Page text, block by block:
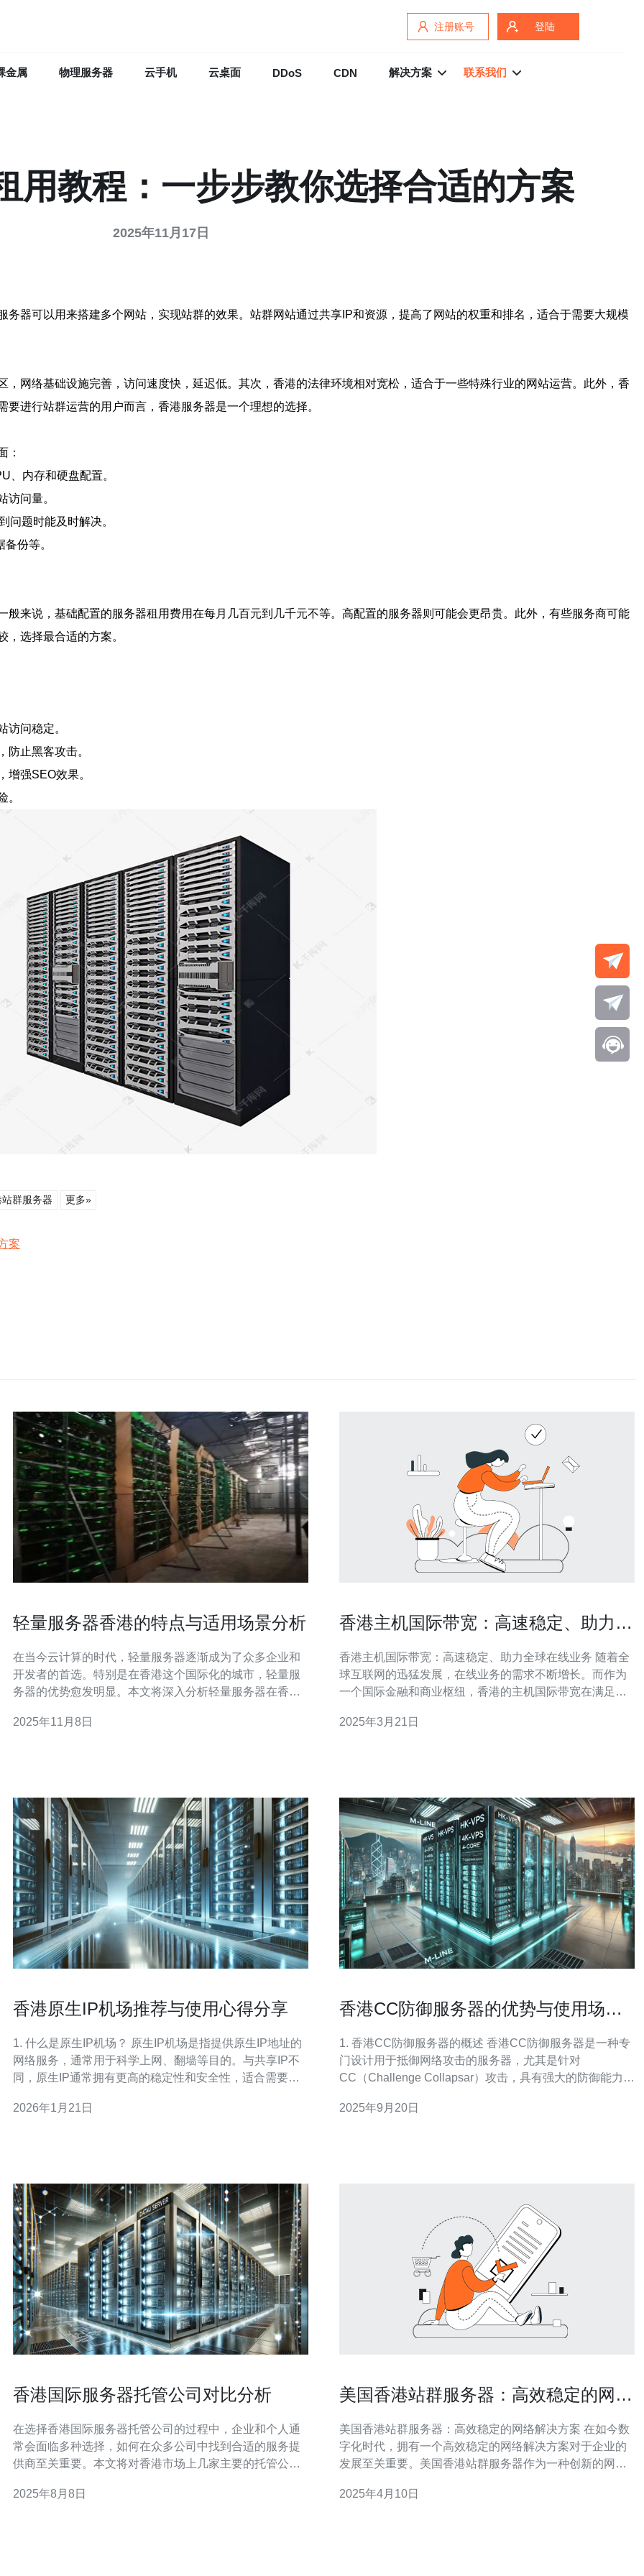
注册账号 登陆
金属 物理服务器 云手机 云桌面 DDoS CDN 解决方案 联系我们
用教程：一步步教你选择合适的方案
2025年11月17日
器可以用来搭建多个网站，实现站群的效果。站群网站通过共享IP和资源，提高了网站的权重和排名，适合于需要大规模
网络基础设施完善，访问速度快，延迟低。其次，香港的法律环境相对宽松，适合于一些特殊行业的网站运营。此外，香
进行站群运营的用户而言，香港服务器是一个理想的选择。
：
、内存和硬盘配置。
访问量。
问题时能及时解决。
份等。
来说，基础配置的服务器租用费用在每月几百元到几千元不等。高配置的服务器则可能会更昂贵。此外，有些服务商可能
选择最合适的方案。
访问稳定。
防止黑客攻击。
增强SEO效果。
。
群服务器 更多»
案
轻量服务器香港的特点与适用场景分析
在当今云计算的时代，轻量服务器逐渐成为了众多企业和
开发者的首选。特别是在香港这个国际化的城市，轻量服
务器的优势愈发明显。本文将深入分析轻量服务器在香港
是本文的三个精华要点： 首先，高性价比是轻量服务器在
2025年11月8日
香港主机国际带宽：高速稳定、助力全
香港主机国际带宽：高速稳定、助力全球在线业务 随着全
球互联网的迅猛发展，在线业务的需求不断增长。而作为
一个国际金融和商业枢纽，香港的主机国际带宽在满足全
主机国际带宽的特点和优势，并探讨其对全球在线业务的
2025年3月21日
香港原生IP机场推荐与使用心得分享
1. 什么是原生IP机场？ 原生IP机场是指提供原生IP地址的
网络服务，通常用于科学上网、翻墙等目的。与共享IP不
同，原生IP通常拥有更高的稳定性和安全性，适合需要长
户可以根据需求选择合适的节点进行连接。 2. 为什么选择
2026年1月21日
香港CC防御服务器的优势与使用场景
1. 香港CC防御服务器的概述 香港CC防御服务器是一种专
门设计用于抵御网络攻击的服务器，尤其是针对
CC（Challenge Collapsar）攻击，具有强大的防御能力。
始重视使用这类防御服务器来保护自身的网络资源。 CC
2025年9月20日
香港国际服务器托管公司对比分析
在选择香港国际服务器托管公司的过程中，企业和个人通
常会面临多种选择，如何在众多公司中找到合适的服务提
供商至关重要。本文将对香港市场上几家主要的托管公司
讯以其高效的服务、可靠的技术支持和优良的客户口碑而
2025年8月8日
美国香港站群服务器：高效稳定的网络
美国香港站群服务器：高效稳定的网络解决方案 在如今数
字化时代，拥有一个高效稳定的网络解决方案对于企业的
发展至关重要。美国香港站群服务器作为一种创新的网络
的首选。 美国香港站群服务器的高效性体现在多个方面。
2025年4月10日